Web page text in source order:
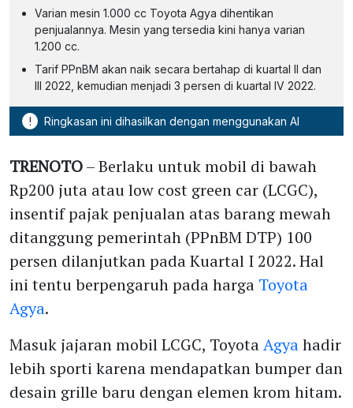
Varian mesin 1.000 cc Toyota Agya dihentikan
penjualannya. Mesin yang tersedia kini hanya varian
1.200 cc.
Tarif PPnBM akan naik secara bertahap di kuartal II dan
III 2022, kemudian menjadi 3 persen di kuartal IV 2022.
! Ringkasan ini dihasilkan dengan menggunakan AI
TRENOTO– Berlaku untuk mobil di bawah
Rp200 juta atau low cost green car (LCGC),
insentif pajak penjualan atas barang mewah
ditanggung pemerintah (PPnBM DTP) 100
persen dilanjutkan pada Kuartal I 2022. Hal
ini tentu berpengaruh pada harga Toyota
Agya.
Masuk jajaran mobil LCGC, ToyotaAgyahadir
lebih sporti karena mendapatkan bumper dan
desain grille baru dengan elemen krom hitam.